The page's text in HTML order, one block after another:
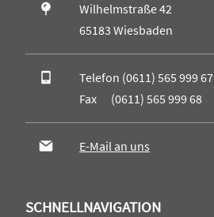
Wilhelmstraße 42
65183 Wiesbaden
Telefon (0611) 565 999 67
Fax (0611) 565 999 68
E-Mail an uns
SCHNELLNAVIGATION